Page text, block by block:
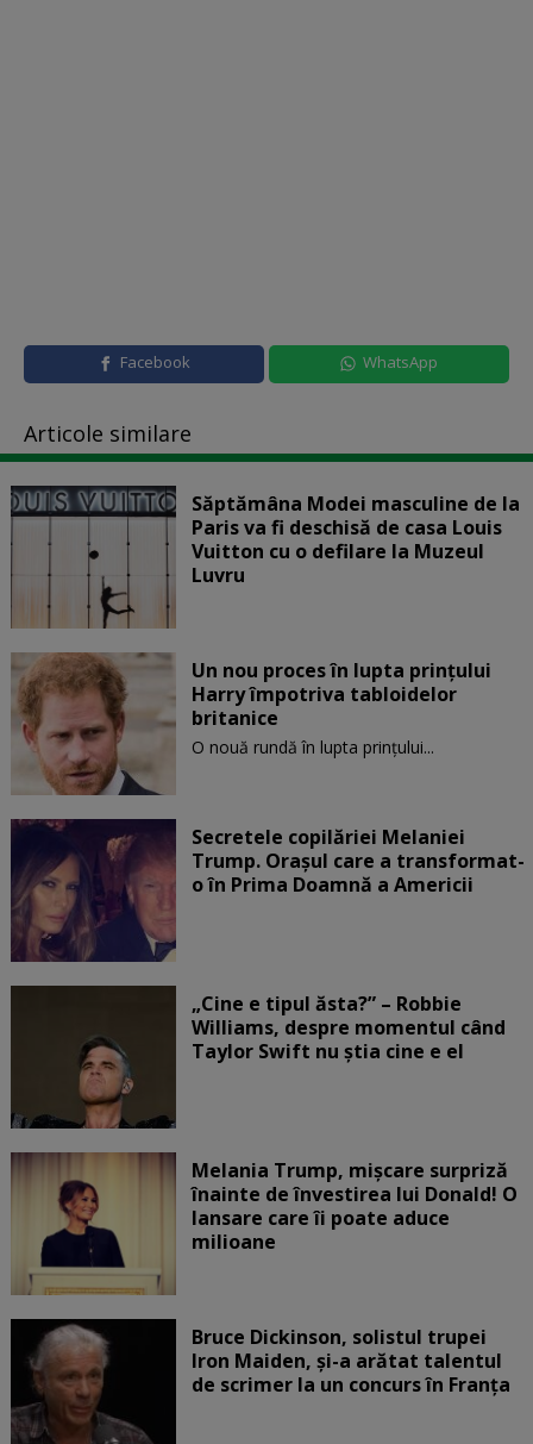
Facebook WhatsApp
Articole similare
Săptămâna Modei masculine de la
Paris va fi deschisă de casa Louis
Vuitton cu o defilare la Muzeul
Luvru
Un nou proces în lupta prinţului
Harry împotriva tabloidelor
britanice
O nouă rundă în lupta prinţului...
Secretele copilăriei Melaniei
Trump. Orașul care a transformat-
o în Prima Doamnă a Americii
„Cine e tipul ăsta?” – Robbie
Williams, despre momentul când
Taylor Swift nu știa cine e el
Melania Trump, mișcare surpriză
înainte de învestirea lui Donald! O
lansare care îi poate aduce
milioane
Bruce Dickinson, solistul trupei
Iron Maiden, şi-a arătat talentul
de scrimer la un concurs în Franţa